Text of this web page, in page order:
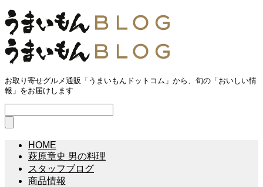
お取り寄せグルメ通販「うまいもんドットコム」から、旬の「おいしい情
報」をお届けします
HOME
萩原章史 男の料理
スタッフブログ
商品情報